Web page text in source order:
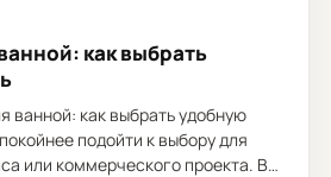
как выбрать
ванной: как выбрать удобную
подойти к выбору для
или коммерческого проекта. В